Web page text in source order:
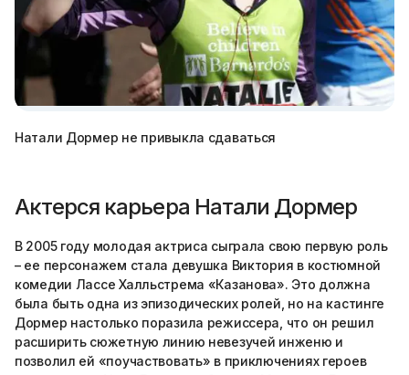
Натали Дормер не привыкла сдаваться
Актерся карьера Натали Дормер
В 2005 году молодая актриса сыграла свою первую роль
– ее персонажем стала девушка Виктория в костюмной
комедии Лассе Халльстрема «Казанова». Это должна
была быть одна из эпизодических ролей, но на кастинге
Дормер настолько поразила режиссера, что он решил
расширить сюжетную линию невезучей инженю и
позволил ей «поучаствовать» в приключениях героев